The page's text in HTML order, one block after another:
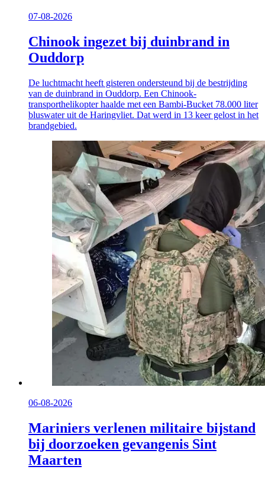
07-08-2026
Chinook ingezet bij duinbrand in
Ouddorp
De luchtmacht heeft gisteren ondersteund bij de bestrijding
van de duinbrand in Ouddorp. Een Chinook-
transporthelikopter haalde met een Bambi-Bucket 78.000 liter
bluswater uit de Haringvliet. Dat werd in 13 keer gelost in het
brandgebied.
06-08-2026
Mariniers verlenen militaire bijstand
bij doorzoeken gevangenis Sint
Maarten